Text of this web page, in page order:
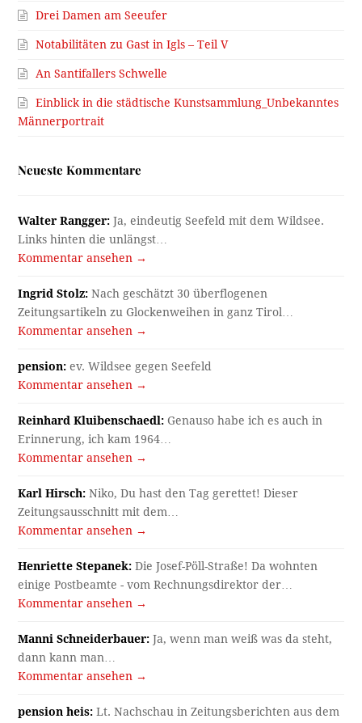
Drei Damen am Seeufer
Notabilitäten zu Gast in Igls – Teil V
An Santifallers Schwelle
Einblick in die städtische Kunstsammlung_Unbekanntes
Männerportrait
Neueste Kommentare
Walter Rangger: Ja, eindeutig Seefeld mit dem Wildsee.
Links hinten die unlängst…
Kommentar ansehen →
Ingrid Stolz: Nach geschätzt 30 überflogenen
Zeitungsartikeln zu Glockenweihen in ganz Tirol…
Kommentar ansehen →
pension: ev. Wildsee gegen Seefeld
Kommentar ansehen →
Reinhard Kluibenschaedl: Genauso habe ich es auch in
Erinnerung, ich kam 1964…
Kommentar ansehen →
Karl Hirsch: Niko, Du hast den Tag gerettet! Dieser
Zeitungsausschnitt mit dem…
Kommentar ansehen →
Henriette Stepanek: Die Josef-Pöll-Straße! Da wohnten
einige Postbeamte - vom Rechnungsdirektor der…
Kommentar ansehen →
Manni Schneiderbauer: Ja, wenn man weiß was da steht,
dann kann man…
Kommentar ansehen →
pension heis: Lt. Nachschau in Zeitungsberichten aus dem